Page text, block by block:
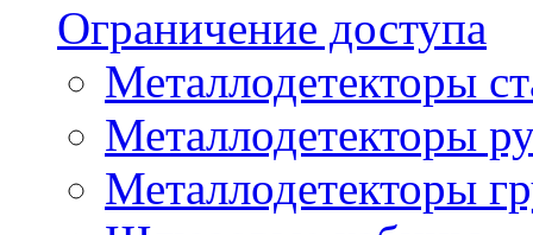
Ограничение доступа
Металлодетекторы
Металлодетекторы
Металлодетекторы